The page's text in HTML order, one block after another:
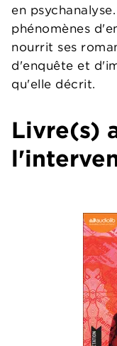
en
phénomènes
nourrit ses
d'enquête et
qu'elle décrit.
Livre(s)